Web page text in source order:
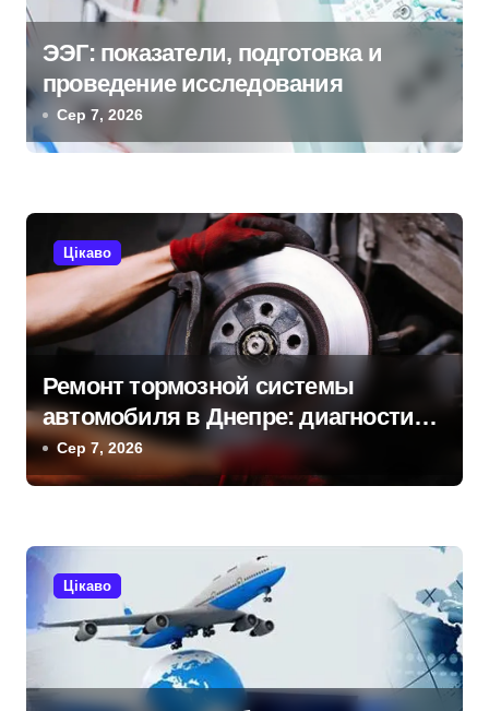
я
а
п
и
і
в
ЭЭГ: показатели, подготовка и
проведение исследования
Сер 7, 2026
Цікаво
Ремонт тормозной системы
автомобиля в Днепре: диагностика,
обслуживание и замена деталей
Сер 7, 2026
Цікаво